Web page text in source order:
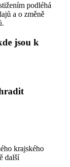
podléhá
a o změně
jsou k
krajského
další